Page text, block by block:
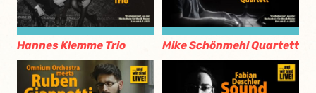
Hannes Klemme Trio Mike Schönmehl Quartett